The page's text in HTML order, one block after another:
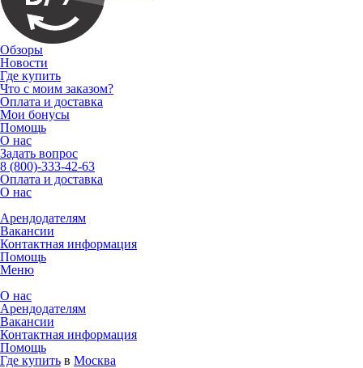
Обзоры
Новости
Где купить
Что с моим заказом?
Оплата и доставка
Мои бонусы
Помощь
О нас
Задать вопрос
8 (800)-333-42-63
Оплата и доставка
О нас
Арендодателям
Вакансии
Контактная информация
Помощь
Меню
О нас
Арендодателям
Вакансии
Контактная информация
Помощь
Где купить в Москва